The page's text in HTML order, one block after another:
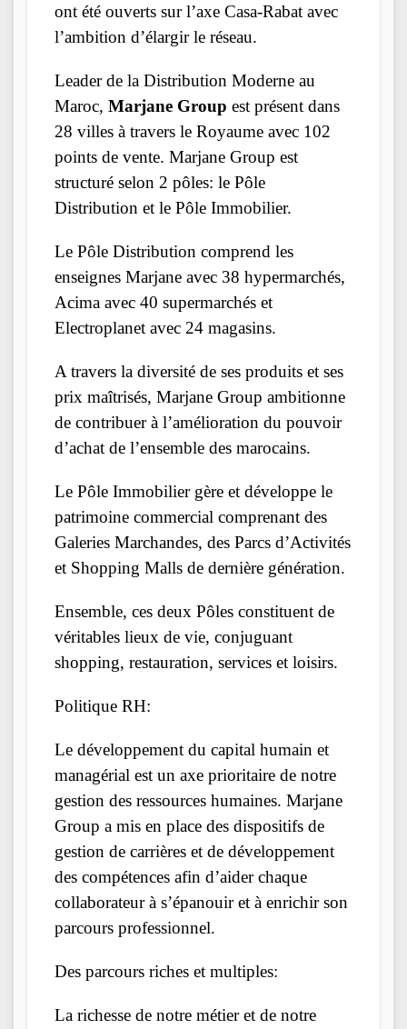
ont été ouverts sur l’axe Casa-Rabat avec
l’ambition d’élargir le réseau.
Leader de la Distribution Moderne au
Maroc, Marjane Group est présent dans
28 villes à travers le Royaume avec 102
points de vente. Marjane Group est
structuré selon 2 pôles: le Pôle
Distribution et le Pôle Immobilier.
Le Pôle Distribution comprend les
enseignes Marjane avec 38 hypermarchés,
Acima avec 40 supermarchés et
Electroplanet avec 24 magasins.
A travers la diversité de ses produits et ses
prix maîtrisés, Marjane Group ambitionne
de contribuer à l’amélioration du pouvoir
d’achat de l’ensemble des marocains.
Le Pôle Immobilier gère et développe le
patrimoine commercial comprenant des
Galeries Marchandes, des Parcs d’Activités
et Shopping Malls de dernière génération.
Ensemble, ces deux Pôles constituent de
véritables lieux de vie, conjuguant
shopping, restauration, services et loisirs.
Politique RH:
Le développement du capital humain et
managérial est un axe prioritaire de notre
gestion des ressources humaines. Marjane
Group a mis en place des dispositifs de
gestion de carrières et de développement
des compétences afin d’aider chaque
collaborateur à s’épanouir et à enrichir son
parcours professionnel.
Des parcours riches et multiples:
La richesse de notre métier et de notre